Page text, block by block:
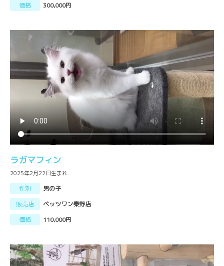
価格
300,000円
ラガマフィン
2025年2月22日生まれ
性別
男の子
販売店
ペッツワン秦野店
価格
110,000円